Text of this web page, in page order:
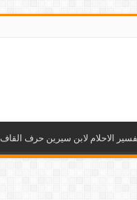
الاحلام لابن سيرين حرف القاف